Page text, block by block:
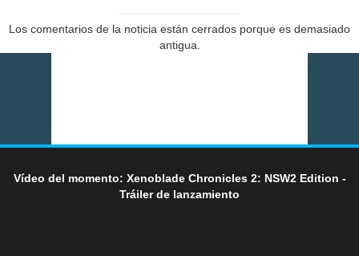
Los comentarios de la noticia están cerrados porque es demasiado
antigua.
Vídeo del momento: Xenoblade Chronicles 2: NSW2 Edition -
Tráiler de lanzamiento